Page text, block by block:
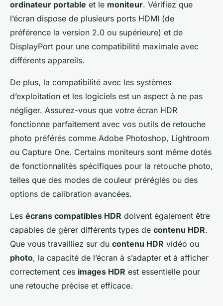
ordinateur portable et le moniteur. Vérifiez que
l’écran dispose de plusieurs ports HDMI (de
préférence la version 2.0 ou supérieure) et de
DisplayPort pour une compatibilité maximale avec
différents appareils.
De plus, la compatibilité avec les systèmes
d’exploitation et les logiciels est un aspect à ne pas
négliger. Assurez-vous que votre écran HDR
fonctionne parfaitement avec vos outils de retouche
photo préférés comme Adobe Photoshop, Lightroom
ou Capture One. Certains moniteurs sont même dotés
de fonctionnalités spécifiques pour la retouche photo,
telles que des modes de couleur préréglés ou des
options de calibration avancées.
Les écrans compatibles HDR doivent également être
capables de gérer différents types de contenu HDR.
Que vous travailliez sur du contenu HDR vidéo ou
photo, la capacité de l’écran à s’adapter et à afficher
correctement ces images HDR est essentielle pour
une retouche précise et efficace.